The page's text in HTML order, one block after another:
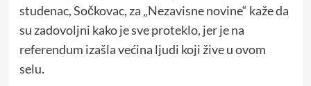
studenac, Sočkovac, za „Nezavisne novine“ kaže da
su zadovoljni kako je sve proteklo, jer je na
referendum izašla većina ljudi koji žive u ovom
selu.